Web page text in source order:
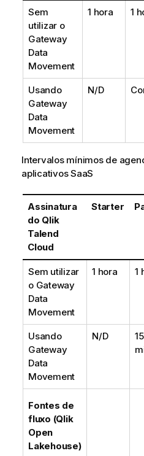
Sem
utilizar o
Gateway
Data
Movement
1 hora 1
Usando
Gateway
Data
Movement
N/D
Intervalos mínimos de
aplicativos SaaS
Assinatura
do Qlik
Talend
Cloud
Starter
Sem utilizar
o Gateway
Data
Movement
1 hora 1
Usando
Gateway
Data
Movement
N/D
15
Fontes de
fluxo (Qlik
Open
Lakehouse)